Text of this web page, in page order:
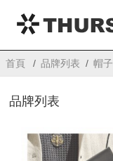
THURS
首頁 品牌列表 帽子
品牌列表